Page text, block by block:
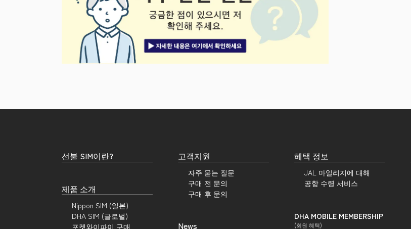
선불 SIM이란?
제품 소개
Nippon SIM (일본)
DHA SIM (글로벌)
포켓와이파이 구매
고객지원
자주 묻는 질문
구매 전 문의
구매 후 문의
News
혜택 정보
JAL 마일리지에 대해
공항 수령 서비스
DHA MOBILE MEMBERSHIP
(회원 혜택)